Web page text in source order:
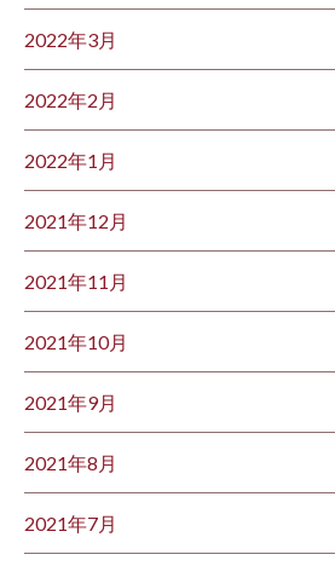
2022年3月
2022年2月
2022年1月
2021年12月
2021年11月
2021年10月
2021年9月
2021年8月
2021年7月